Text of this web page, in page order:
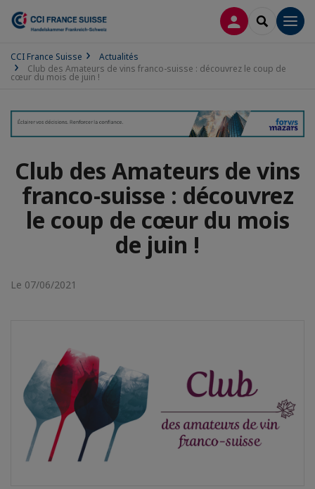
CONNEXION
CCI France Suisse
Actualités
Club des Amateurs de vins franco-suisse : découvrez le coup de
cœur du mois de juin !
Club des Amateurs de vins
franco-suisse : découvrez
le coup de cœur du mois
de juin !
Le 07/06/2021